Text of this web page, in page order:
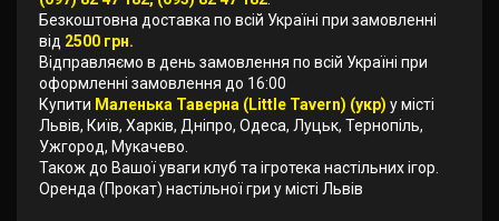
Безкоштовна доставка по всій Україні при замовленні
від 2500 грн.
Відправляємо в день замовлення по всій Україні при
оформленні замовлення до 16:00
Купити Маленька Таверна (Little Tavern) (укр) у місті
Львів, Київ, Харків, Дніпро, Одеса, Луцьк, Тернопіль,
Ужгород, Мукачево.
Також до Вашої уваги клуб та ігротека настільних ігор.
Оренда (Прокат) настільної гри у місті Львів